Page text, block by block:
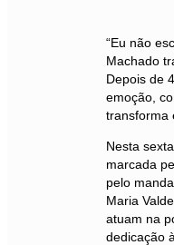
“Eu não
Machado
Depois de
emoção,
transforma
Nesta
marcada
pelo
Maria
atuam na
dedicação